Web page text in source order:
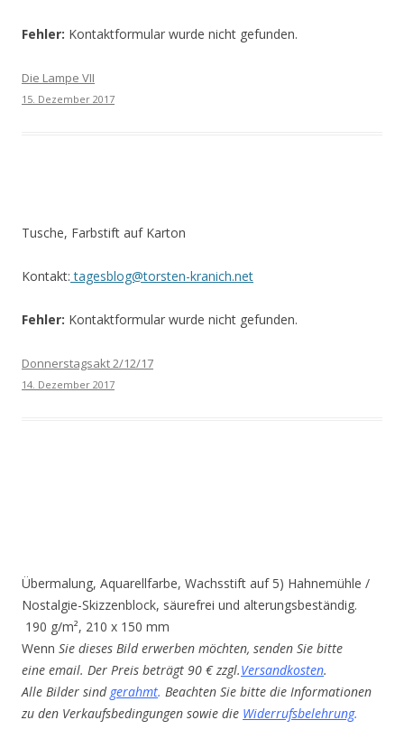
Fehler: Kontaktformular wurde nicht gefunden.
Die Lampe VII
15. Dezember 2017
Tusche, Farbstift auf Karton
Kontakt: tagesblog@torsten-kranich.net
Fehler: Kontaktformular wurde nicht gefunden.
Donnerstagsakt 2/12/17
14. Dezember 2017
Übermalung, Aquarellfarbe, Wachsstift auf 5) Hahnemühle /
Nostalgie-Skizzenblock, säurefrei und alterungsbeständig.
190 g/m², 210 x 150 mm
Wenn Sie dieses Bild erwerben möchten, senden Sie bitte
eine email. Der Preis beträgt 90 € zzgl.Versandkosten.
Alle Bilder sind gerahmt. Beachten Sie bitte die Informationen
zu den Verkaufsbedingungen sowie die Widerrufsbelehrung.